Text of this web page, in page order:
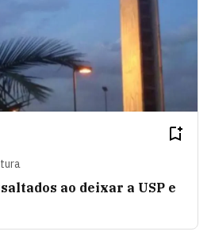
ao deixar a USP e